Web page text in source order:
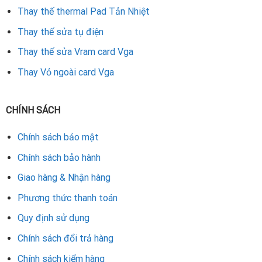
Thay thế thermal Pad Tản Nhiệt
Thay thế sửa tụ điện
Thay thế sửa Vram card Vga
Thay Vỏ ngoài card Vga
CHÍNH SÁCH
Chính sách bảo mật
Chính sách bảo hành
Giao hàng & Nhận hàng
Phương thức thanh toán
Quy định sử dụng
Chính sách đổi trả hàng
Chính sách kiểm hàng